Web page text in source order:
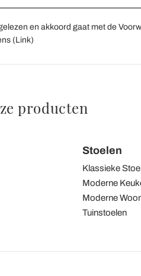
en akkoord gaat met de
(Link)
producten
Stoelen
Klassieke
Moderne
Moderne
Tuinstoelen